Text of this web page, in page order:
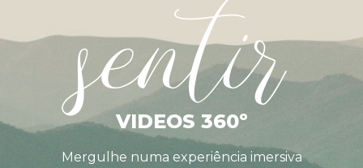
sentir
VIDEOS 360º
Mergulhe numa experiência imersiva